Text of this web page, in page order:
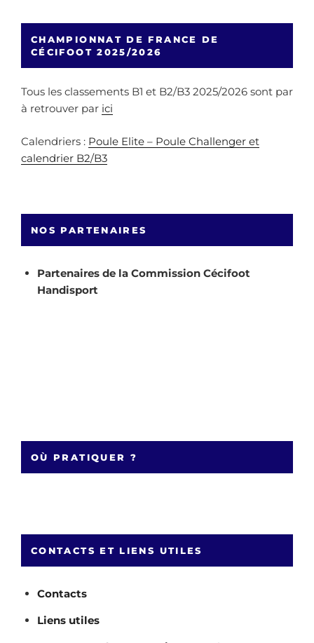
CHAMPIONNAT DE FRANCE DE
CÉCIFOOT 2025/2026
Tous les classements B1 et B2/B3 2025/2026 sont par
à retrouver par ici
Calendriers : Poule Elite – Poule Challenger et
calendrier B2/B3
NOS PARTENAIRES
Partenaires de la Commission Cécifoot
Handisport
OÙ PRATIQUER ?
CONTACTS ET LIENS UTILES
Contacts
Liens utiles